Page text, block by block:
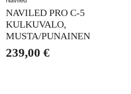
NAVILED PRO C-5
KULKUVALO,
MUSTA/PUNAINEN
239,00€